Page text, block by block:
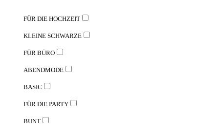
FÜR DIE HOCHZEIT
KLEINE SCHWARZE
FÜR BÜRO
ABENDMODE
BASIC
FÜR DIE PARTY
BUNT